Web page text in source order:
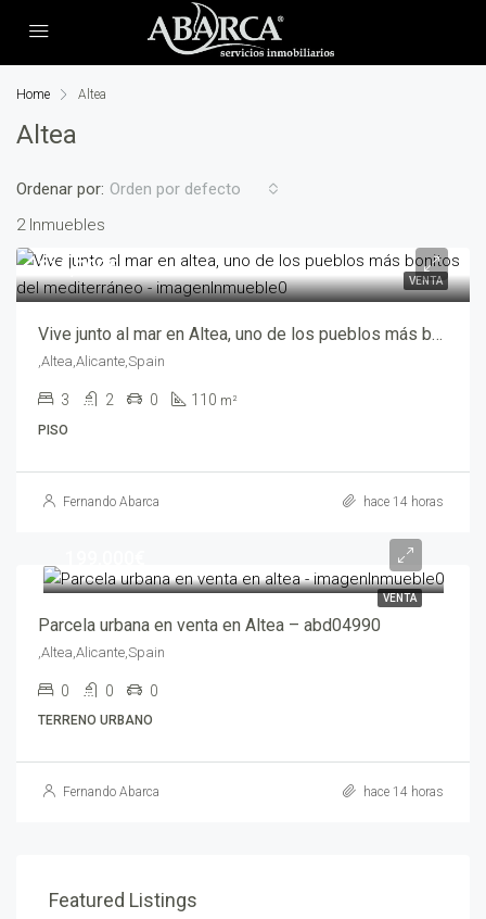
Home Altea
Altea
2 Inmuebles
Ordenar por: Orden por defecto
VENTA
315,000€
Vive junto al mar en Altea, uno de los pueblos más bonitos del Mediterráneo – ha02466-3765
,Altea,Alicante,Spain
3 2 0 110 m²
PISO
Fernando Abarca hace 14 horas
VENTA
Parcela urbana en venta en Altea – abd04990
,Altea,Alicante,Spain
0 0 0
TERRENO URBANO
Fernando Abarca hace 14 horas
Featured Listings